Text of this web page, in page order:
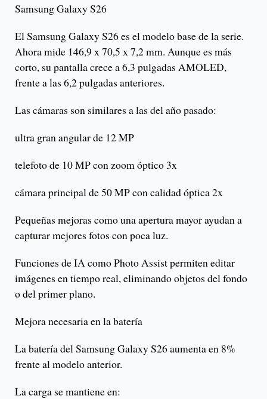
Samsung Galaxy S26
El Samsung Galaxy S26 es el modelo base de la serie.
Ahora mide 146,9 x 70,5 x 7,2 mm. Aunque es más
corto, su pantalla crece a 6,3 pulgadas AMOLED,
frente a las 6,2 pulgadas anteriores.
Las cámaras son similares a las del año pasado:
ultra gran angular de 12 MP
telefoto de 10 MP con zoom óptico 3x
cámara principal de 50 MP con calidad óptica 2x
Pequeñas mejoras como una apertura mayor ayudan a
capturar mejores fotos con poca luz.
Funciones de IA como Photo Assist permiten editar
imágenes en tiempo real, eliminando objetos del fondo
o del primer plano.
Mejora necesaria en la batería
La batería del Samsung Galaxy S26 aumenta en 8%
frente al modelo anterior.
La carga se mantiene en: